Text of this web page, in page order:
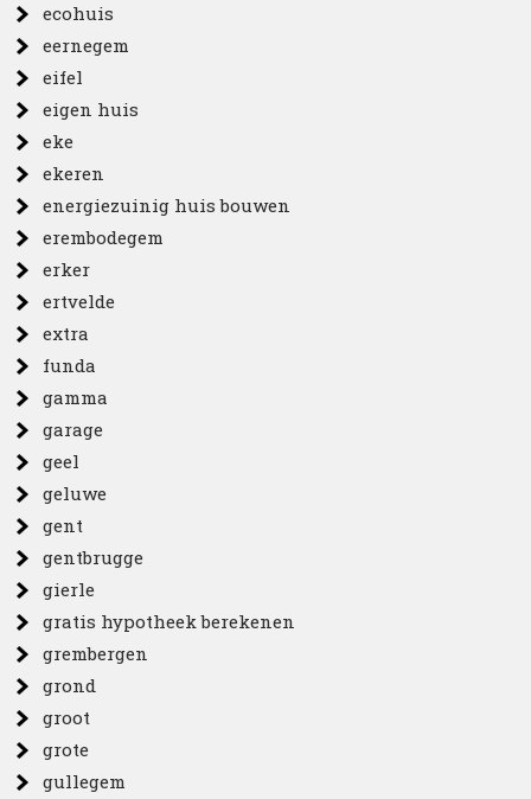
ecohuis
eernegem
eifel
eigen huis
eke
ekeren
energiezuinig huis bouwen
erembodegem
erker
ertvelde
extra
funda
gamma
garage
geel
geluwe
gent
gentbrugge
gierle
gratis hypotheek berekenen
grembergen
grond
groot
grote
gullegem